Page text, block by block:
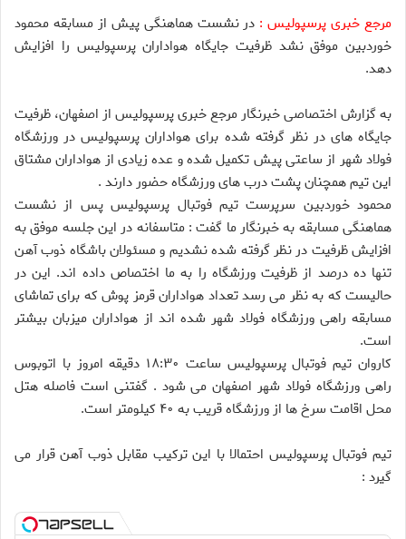
مرجع خبری پرسپولیس : در نشست هماهنگی پیش از مسابقه محمود
خوردبین موفق نشد ظرفیت جایگاه هواداران پرسپولیس را افزایش
دهد.
به گزارش اختصاصی خبرنگار مرجع خبری پرسپولیس از اصفهان، ظرفیت
جایگاه های در نظر گرفته شده برای هواداران پرسپولیس در ورزشگاه
فولاد شهر از ساعتی پیش تکمیل شده و عده زیادی از هواداران مشتاق
این تیم همچنان پشت درب های ورزشگاه حضور دارند .
محمود خوردبین سرپرست تیم فوتبال پرسپولیس پس از نشست
هماهنگی مسابقه به خبرنگار ما گفت : متاسفانه در این جلسه موفق به
افزایش ظرفیت در نظر گرفته شده نشدیم و مسئولان باشگاه ذوب آهن
تنها ده درصد از ظرفیت ورزشگاه را به ما اختصاص داده اند. این در
حالیست که به نظر می رسد تعداد هواداران قرمز پوش که برای تماشای
مسابقه راهی ورزشگاه فولاد شهر شده اند از هواداران میزبان بیشتر
است.
کاروان تیم فوتبال پرسپولیس ساعت ۱۸:۳۰ دقیقه امروز با اتوبوس
راهی ورزشگاه فولاد شهر اصفهان می شود . گفتنی است فاصله هتل
محل اقامت سرخ ها از ورزشگاه قریب به ۴۰ کیلومتر است.
تیم فوتبال پرسپولیس احتمالا با این ترکیب مقابل ذوب آهن قرار می
گیرد :